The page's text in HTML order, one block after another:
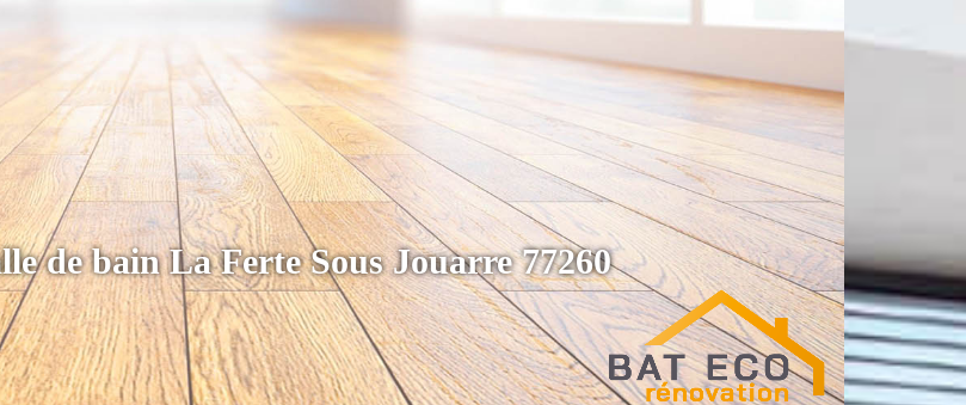
de bain La Ferte Sous Jouarre 77260